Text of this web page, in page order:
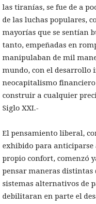
las tiranías, se fue de a
de las luchas populares,
mayorías que se sentían
tanto, empeñadas en
manipulaban de mil
mundo, con el desarrollo
neocapitalismo
construir a cualquier
Siglo XXI.-
El pensamiento liberal,
exhibido para anticiparse
propio confort, comenzó
pensar maneras
sistemas alternativos de
debilitaran en parte el